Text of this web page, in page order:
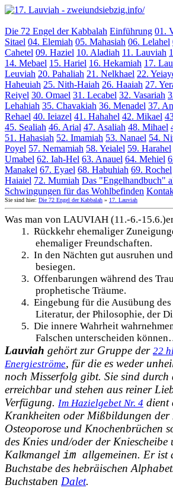
Die 72 Engel der Kabbalah Einführung 01.
Sitael 04. Elemiah 05. Mahasiah 06. Lelahel
Cahetel 09. Haziel 10. Aladiah 11. Lauviah
14. Mebael 15. Hariel 16. Hekamiah 17.
Leuviah 20. Pahaliah 21. Nelkhael 22.
Haheuiah 25. Nith-Haiah 26. Haaiah 27.
Reiyel 30. Omael 31. Lecabel 32. Vasariah
Lehahiah 35. Chavakiah 36. Menadel 37.
Rehael 40. Ieiazel 41. Hahahel 42. Mikael
45. Sealiah 46. Arial 47. Asaliah 48. Mihael
51. Hahasiah 52. Imamiah 53. Nanael 54.
Poyel 57. Nemamiah 58. Yeialel 59. Harahel
Umabel 62. Iah-Hel 63. Anauel 64. Mehiel
Manakel 67. Eyael 68. Habuhiah 69. Rochel
Haiaiel 72. Mumiah Das "Engelhandbuch"
Schwingungen für das Wohlbefinden
Sie sind hier: Die 72 Engel der Kabbalah » 17. Lauviah
Was man von LAUVIAH (11.-6.-
1. Rückkehr ehemaliger
ehemaliger Freundschaften.
2. In den Nächten gut ausruhen
besiegen.
3. Offenbarungen während des
prophetische Träume.
4. Eingebung für die Ausübung
Literatur, der Philosophie, der
5. Die innere Wahrheit
Falschen unterscheiden
Lauviah gehört zur Gruppe der 22
Energieströme, für die es weder
noch Misserfolg gibt. Sie sind durch
erreichbar und stehen aus reiner
Verfügung. Im Hazielgebet Nr. 4 dient
Krankheiten oder Mißbildungen der
Osteoporose und Knochenbrüchen
des Knies und/oder der Kniescheibe
Kalkmangel im allgemeinen. Er ist
Buchstabe des hebräischen
Buchstaben Dalet.